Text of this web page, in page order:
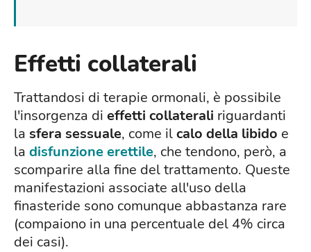
Effetti collaterali
Trattandosi di terapie ormonali, è possibile
l'insorgenza di effetti collaterali riguardanti
la sfera sessuale, come ilcalo della libido e
la disfunzione erettile, che tendono, però, a
scomparire alla fine del trattamento. Queste
manifestazioni associate all'uso della
finasteride sono comunque abbastanza rare
(compaiono in una percentuale del 4% circa
dei casi).